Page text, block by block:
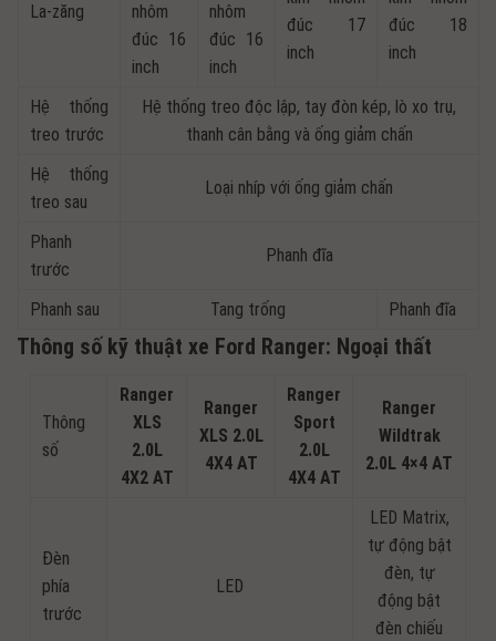
La-zăng
nhôm
đúc 16
inch
nhôm
đúc 16
inch
đúc 17
inch
đúc 18
inch
Hệ thống
treo trước
Hệ thống treo độc lập, tay đòn kép, lò xo trụ,
thanh cân bằng và ống giảm chấn
Hệ thống
treo sau
Loại nhíp với ống giảm chấn
Phanh
trước
Phanh đĩa
Phanh sau Tang trống Phanh đĩa
Thông số kỹ thuật xe Ford Ranger: Ngoại thất
Thông
số
Ranger
XLS
2.0L
4X2 AT
Ranger
XLS 2.0L
4X4 AT
Ranger
Sport
2.0L
4X4 AT
Ranger
Wildtrak
2.0L 4×4 AT
Đèn
phía
trước
LED
LED Matrix,
tự động bật
đèn, tự
động bật
đèn chiếu